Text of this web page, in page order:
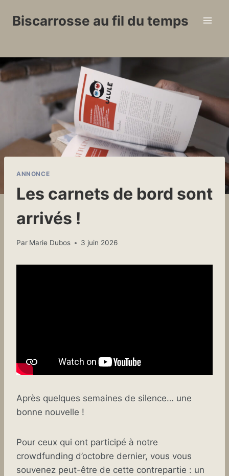
Biscarrosse au fil du temps
ANNONCE
Les carnets de bord sont
arrivés !
Par Marie Dubos 3 juin 2026
Après quelques semaines de silence… une
bonne nouvelle !
Pour ceux qui ont participé à notre
crowdfunding d’octobre dernier, vous vous
souvenez peut-être de cette contrepartie : un